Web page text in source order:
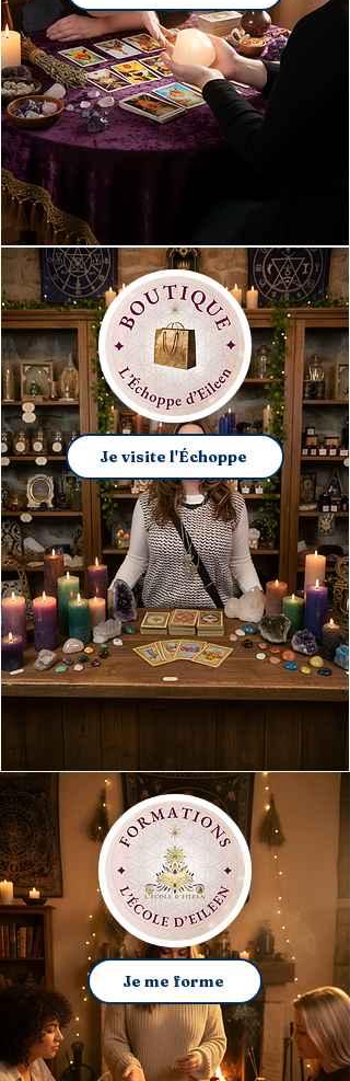
Je visite l'Échoppe
Je me forme